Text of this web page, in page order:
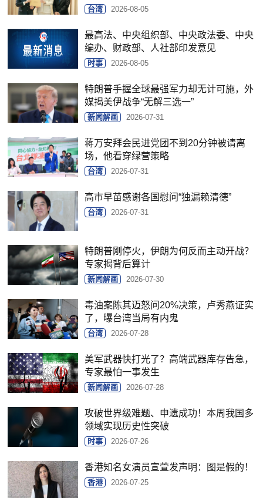
台湾 2026-08-05
最高法、中央组织部、中央政法委、中央
编办、财政部、人社部印发意见
时事 2026-08-05
特朗普手握全球最强军力却无计可施，外
媒揭美伊战争“无解三选一”
新闻解画 2026-07-31
蒋万安拜会民进党团不到20分钟被请离
场，他看穿绿营策略
台湾 2026-07-31
高市早苗感谢各国慰问“独漏赖清德”
台湾 2026-07-31
特朗普刚停火，伊朗为何反而主动开战？
专家揭背后算计
新闻解画 2026-07-30
毒油案陈其迈怒问20%决策，卢秀燕证实
了，曝台湾当局有内鬼
台湾 2026-07-28
美军武器快打光了？高端武器库存告急，
专家最怕一事发生
新闻解画 2026-07-28
攻破世界级难题、申遗成功！本周我国多
领域实现历史性突破
时事 2026-07-26
香港知名女演员宣萱发声明：图是假的！
香港 2026-07-25